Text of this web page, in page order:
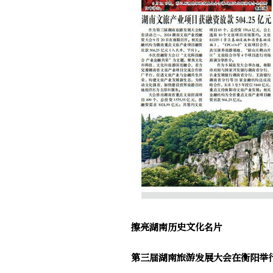
擦亮湖南历史文化名片
第三届湖南旅游发展大会在衡阳举